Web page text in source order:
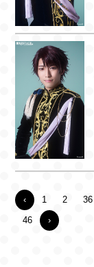
‹ 1 2 36
46
›